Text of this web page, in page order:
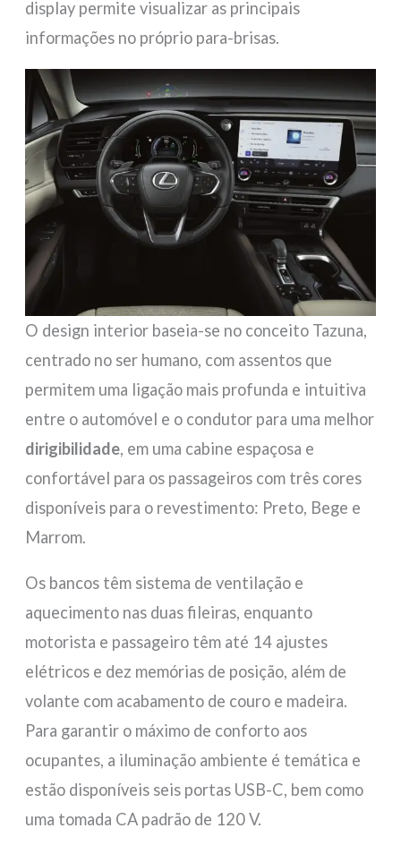
display permite visualizar as principais
informações no próprio para-brisas.
O design interior baseia-se no conceito Tazuna,
centrado no ser humano, com assentos que
permitem uma ligação mais profunda e intuitiva
entre o automóvel e o condutor para uma melhor
dirigibilidade, em uma cabine espaçosa e
confortável para os passageiros com três cores
disponíveis para o revestimento: Preto, Bege e
Marrom.
Os bancos têm sistema de ventilação e
aquecimento nas duas fileiras, enquanto
motorista e passageiro têm até 14 ajustes
elétricos e dez memórias de posição, além de
volante com acabamento de couro e madeira.
Para garantir o máximo de conforto aos
ocupantes, a iluminação ambiente é temática e
estão disponíveis seis portas USB-C, bem como
uma tomada CA padrão de 120 V.